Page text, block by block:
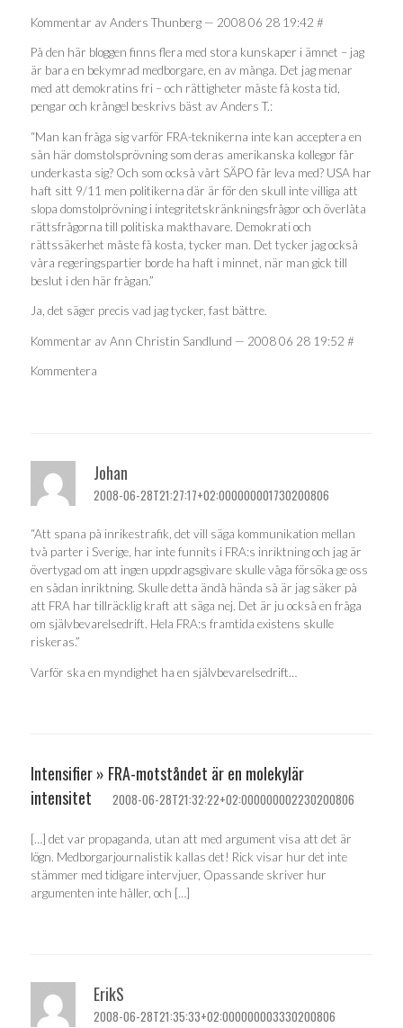
Kommentar av Anders Thunberg — 2008 06 28 19:42 #
På den här bloggen finns flera med stora kunskaper i ämnet – jag
är bara en bekymrad medborgare, en av många. Det jag menar
med att demokratins fri – och rättigheter måste få kosta tid,
pengar och krångel beskrivs bäst av Anders T.:
“Man kan fråga sig varför FRA-teknikerna inte kan acceptera en
sån här domstolsprövning som deras amerikanska kollegor får
underkasta sig? Och som också vårt SÄPO får leva med? USA har
haft sitt 9/11 men politikerna där är för den skull inte villiga att
slopa domstolprövning i integritetskränkningsfrågor och överlåta
rättsfrågorna till politiska makthavare. Demokrati och
rättssäkerhet måste få kosta, tycker man. Det tycker jag också
våra regeringspartier borde ha haft i minnet, när man gick till
beslut i den här frågan.”
Ja, det säger precis vad jag tycker, fast bättre.
Kommentar av Ann Christin Sandlund — 2008 06 28 19:52 #
Kommentera
Johan
2008-06-28T21:27:17+02:000000001730200806
“Att spana på inrikestrafik, det vill säga kommunikation mellan
två parter i Sverige, har inte funnits i FRA:s inriktning och jag är
övertygad om att ingen uppdragsgivare skulle våga försöka ge oss
en sådan inriktning. Skulle detta ändå hända så är jag säker på
att FRA har tillräcklig kraft att säga nej. Det är ju också en fråga
om självbevarelsedrift. Hela FRA:s framtida existens skulle
riskeras.”
Varför ska en myndighet ha en självbevarelsedrift…
Intensifier » FRA-motståndet är en molekylär
intensitet
2008-06-28T21:32:22+02:000000002230200806
[…] det var propaganda, utan att med argument visa att det är
lögn. Medborgarjournalistik kallas det! Rick visar hur det inte
stämmer med tidigare intervjuer, Opassande skriver hur
argumenten inte håller, och […]
ErikS
2008-06-28T21:35:33+02:000000003330200806